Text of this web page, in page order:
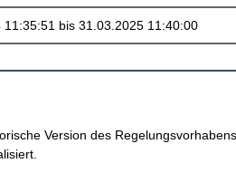
Version des